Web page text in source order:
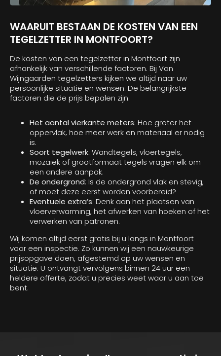
WAARUIT BESTAAN DE KOSTEN VAN EEN
TEGELZETTER IN MONTFOORT?
De kosten van een tegelzetter in Montfoort zijn
afhankelijk van verschillende factoren. Bij Van
Wijngaarden tegelzetters kijken we altijd naar uw
persoonlijke situatie en wensen. De belangrijkste
factoren die de prijs bepalen zijn:
Het aantal vierkante meters: Hoe groter het
oppervlak, hoe meer werk en materiaal er nodig
is.
Soort tegelwerk: Wandtegels, vloertegels,
mozaïek of grootformaat tegels vragen elk om
een andere aanpak.
De ondergrond: Is de ondergrond vlak en stevig,
of moet deze eerst worden voorbereid?
Eventuele extra’s: Denk aan het plaatsen van
vloerverwarming, het afwerken van hoeken of het
verwerken van patronen.
Wij komen altijd eerst gratis bij u langs in Montfoort
voor een inspectie. Zo kunnen wij een nauwkeurige
prijsopgave doen, afgestemd op uw wensen en
situatie. U ontvangt vervolgens binnen 24 uur een
heldere offerte, zodat u precies weet waar u aan toe
bent.